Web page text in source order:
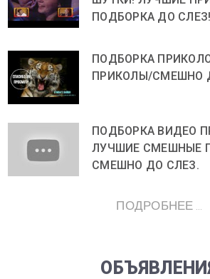
ПОДБОРКА ДО СЛЕЗ!
ПОДБОРКА
ПРИКОЛЫ/СМЕШНО
ПОДБОРКА ВИДЕО
ЛУЧШИЕ СМЕШНЫЕ
СМЕШНО ДО СЛЕЗ.
ПОДРОБНЕЕ ...